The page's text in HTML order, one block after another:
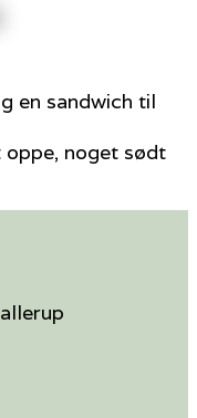
en sandwich til
noget sødt